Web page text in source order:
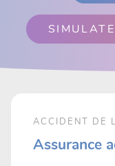
ACCIDENT DE
Assurance